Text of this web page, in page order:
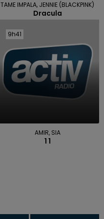
TAME IMPALA, JENNIE (BLACKPINK)
Dracula
9h41
9h41
AMIR, SIA
1 1